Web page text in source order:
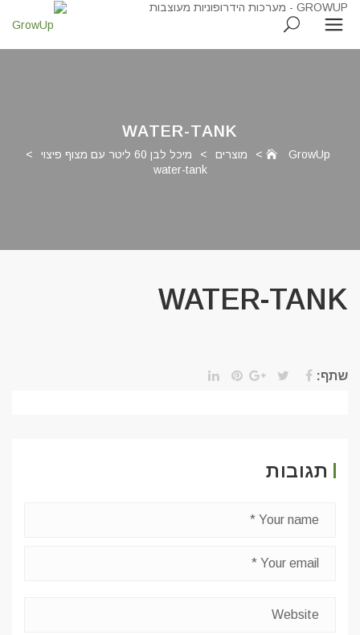
WATER-TANK
GrowUp
> מוצרים > מיכל לבן 60 ליטר עם מצוף פיצוי
>
water-tank
WATER-TANK
שתף:
תגובות